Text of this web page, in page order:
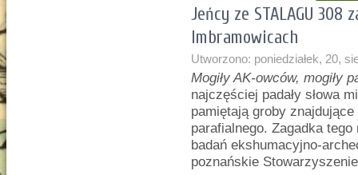
Jeńcy ze STALAGU
Imbramowicach
Utworzono: poniedziałek, 20,
Mogiły AK-owców, mogiły
najczęściej padały słowa
pamiętają groby
parafialnego. Zagadka
badań ekshumacyjno-
poznańskie